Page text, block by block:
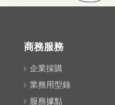
商務服務
企業採購
業務用型錄
服務據點